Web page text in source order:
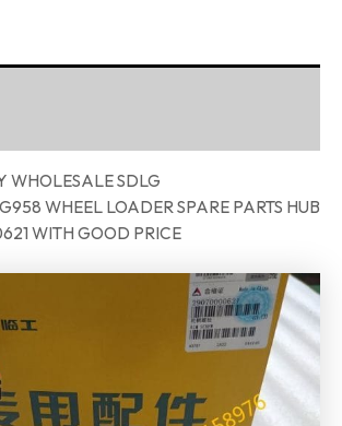
WHOLESALE SDLG
WHEEL LOADER SPARE PARTS HUB
WITH GOOD PRICE